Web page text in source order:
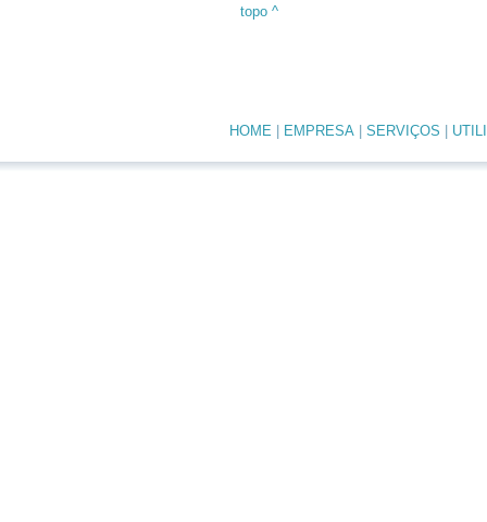
topo ^
HOME EMPRESA SERVIÇOS